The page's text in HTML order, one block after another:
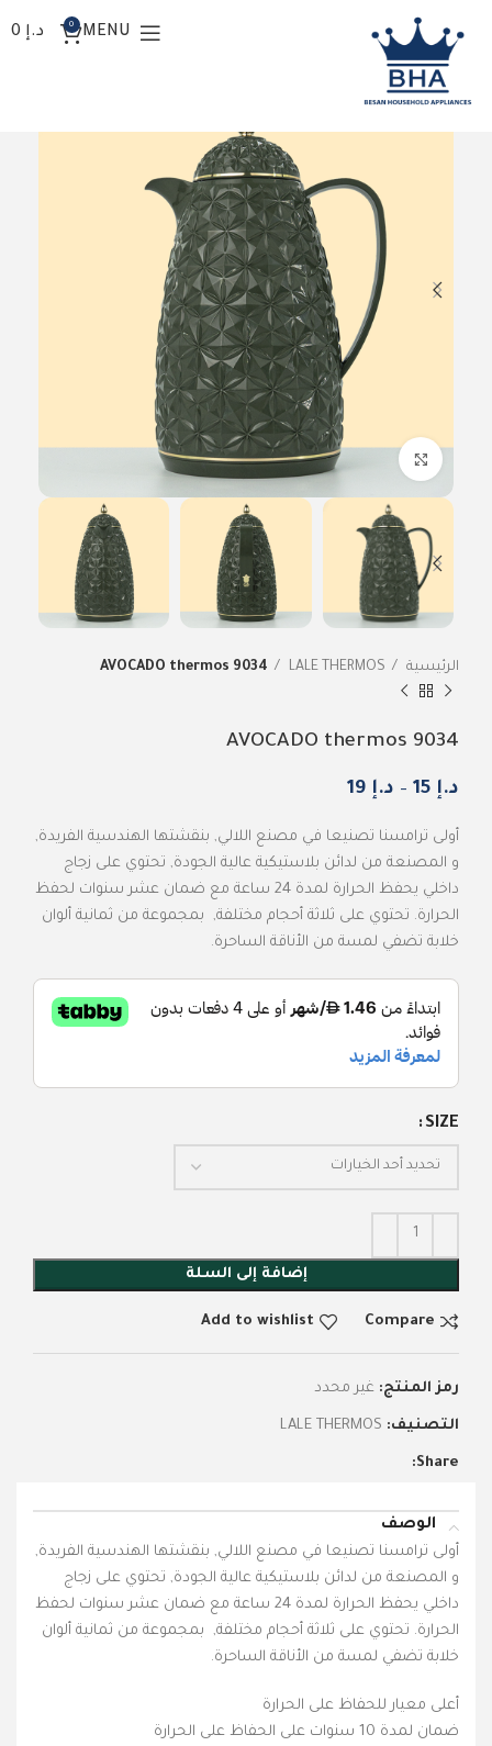
MENU
0 د.إ
Click to enlarge
الرئيسية LALE THERMOS
9034 AVOCADO thermos
9034 AVOCADO thermos
د.إ – د.إ
أولى ترامسنا تصنيعا في مصنع اللالي, بنقشتها الهندسية الفريدة,
و المصنعة من لدائن بلاستيكية عالية الجودة, تحتوي على زجاج
داخلي يحفظ الحرارة لمدة 24 ساعة مع ضمان عشر سنوات لحفظ
الحرارة. تحتوي على ثلاثة أحجام مختلفة, بمجموعة من ثمانية ألوان
خلابة تضفي لمسة من الأناقة الساحرة.
SIZE
إضافة إلى السلة
Compare
Add to wishlist
رمز المنتج: غير محدد
التصنيف: LALE THERMOS
Share:
الوصف
أولى ترامسنا تصنيعا في مصنع اللالي, بنقشتها الهندسية الفريدة,
و المصنعة من لدائن بلاستيكية عالية الجودة, تحتوي على زجاج
داخلي يحفظ الحرارة لمدة 24 ساعة مع ضمان عشر سنوات لحفظ
الحرارة. تحتوي على ثلاثة أحجام مختلفة, بمجموعة من ثمانية ألوان
خلابة تضفي لمسة من الأناقة الساحرة.
أعلى معيار للحفاظ على الحرارة
ضمان لمدة 10 سنوات على الحفاظ على الحرارة